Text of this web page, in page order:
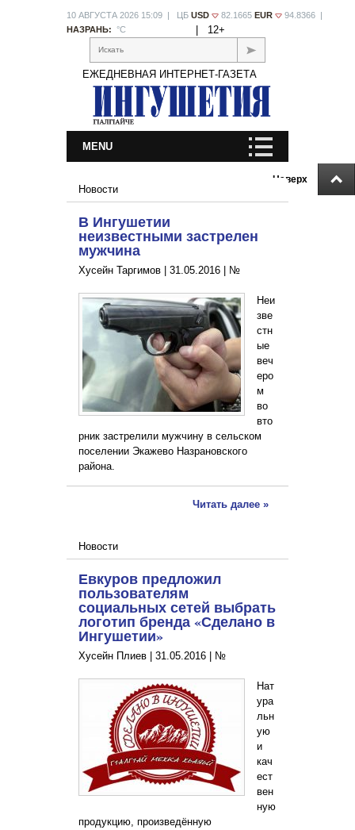
Наверх
10 АВГУСТА 2026 15:09 | ЦБ USD 82.1665 EUR
94.8366 |
НАЗРАНЬ: °С 12+
Искать
ЕЖЕДНЕВНАЯ ИНТЕРНЕТ-ГАЗЕТА
MENU
Новости
В Ингушетии
неизвестными застрелен
мужчина
Хусейн Таргимов | 31.05.2016 №
Неи
зве
стн
ые
веч
еро
м
во
вто
рник застрелили мужчину в сельском
поселении Экажево Назрановского
района.
Читать далее »
Новости
Евкуров предложил
пользователям
социальных сетей выбрать
логотип бренда «Сделано в
Ингушетии»
Хусейн Плиев | 31.05.2016 №
Нат
ура
льн
ую
и
кач
ест
вен
ную
продукцию, произведённую